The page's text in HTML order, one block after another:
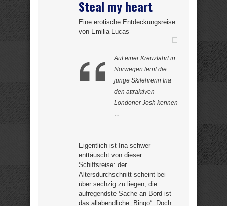
Steal my heart
Eine erotische Entdeckungsreise
von Emilia Lucas
Auf einer Kreuzfahrt in
Norwegen lernt die
junge Skilehrerin Ina
den attraktiven
Londoner Josh kennen
…
Eigentlich ist Ina schwer
enttäuscht von dieser
Schiffsreise: der
Altersdurchschnitt scheint bei
über sechzig zu liegen, die
aufregendste Sache an Bord ist
das allabendliche „Bingo“. Doch